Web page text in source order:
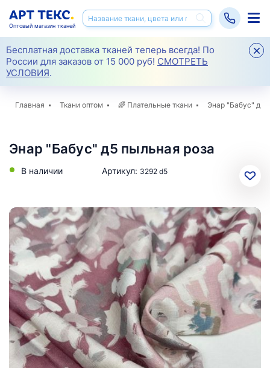
Бесплатная доставка тканей теперь всегда! По
России для заказов от 15 000 руб! СМОТРЕТЬ
УСЛОВИЯ.
Оптовый магазин тканей
Главная Ткани оптом 🌈 Плательные ткани Энар "Бабус" д5
Энар "Бабус" д5 пыльная роза
В наличии Артикул: 3292 d5